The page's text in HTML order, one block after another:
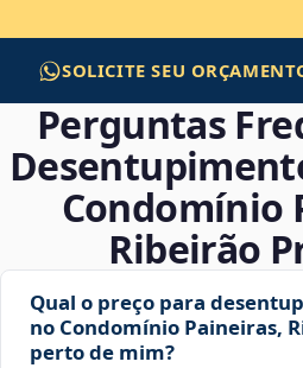
SOLICITE SEU
Perguntas
Condomínio
Ribeirão
Qual o preço para
no Condomínio Paineiras,
perto de mim?